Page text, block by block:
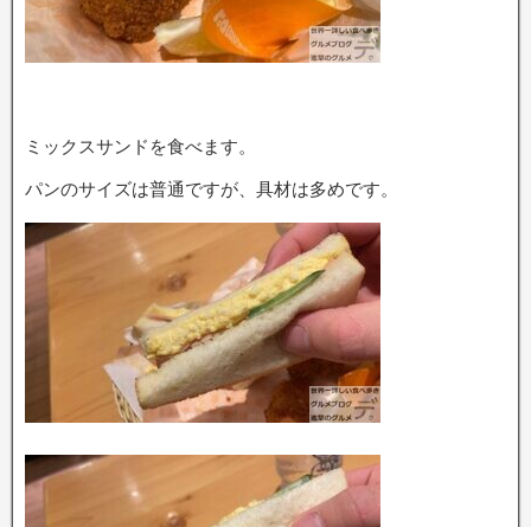
ミックスサンドを食べます。
パンのサイズは普通ですが、具材は多めです。